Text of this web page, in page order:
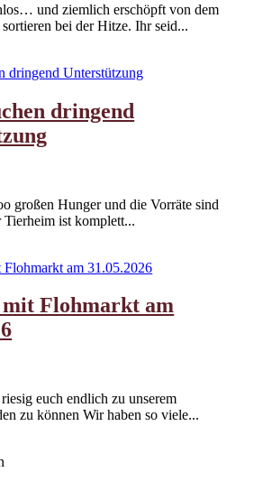
und ziemlich erschöpft von dem
bei der Hitze. Ihr seid...
dringend
großen Hunger und die Vorräte sind
Tierheim ist komplett...
Flohmarkt am
euch endlich zu unserem
zu können Wir haben so viele...